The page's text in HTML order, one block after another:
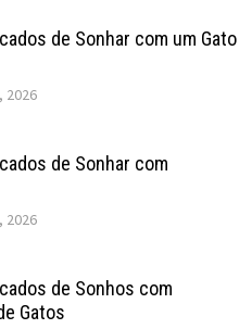
de Sonhar com um Gato
2026
de Sonhar com
2026
de Sonhos com
Gatos